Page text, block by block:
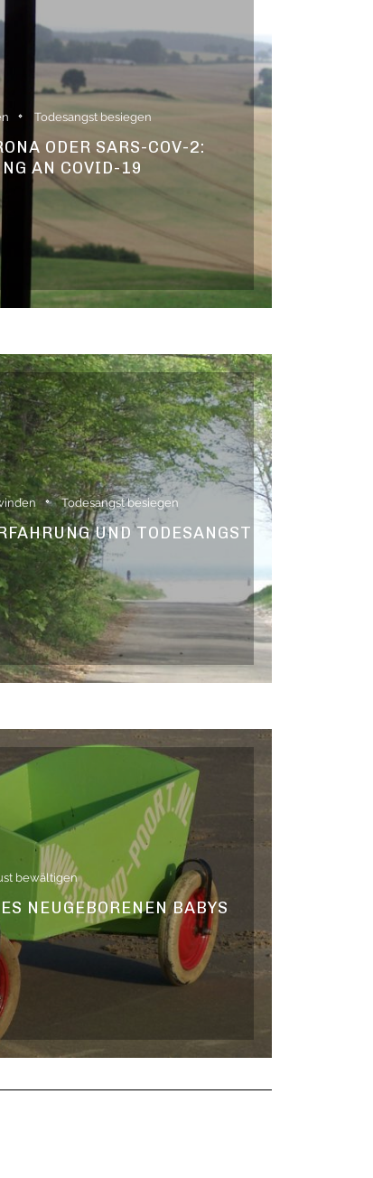
Todesangst besiegen
ODER SARS-COV-2:
AN COVID-19
Todesangst besiegen
UND TODESANGST
bewältigen
NEUGEBORENEN BABYS